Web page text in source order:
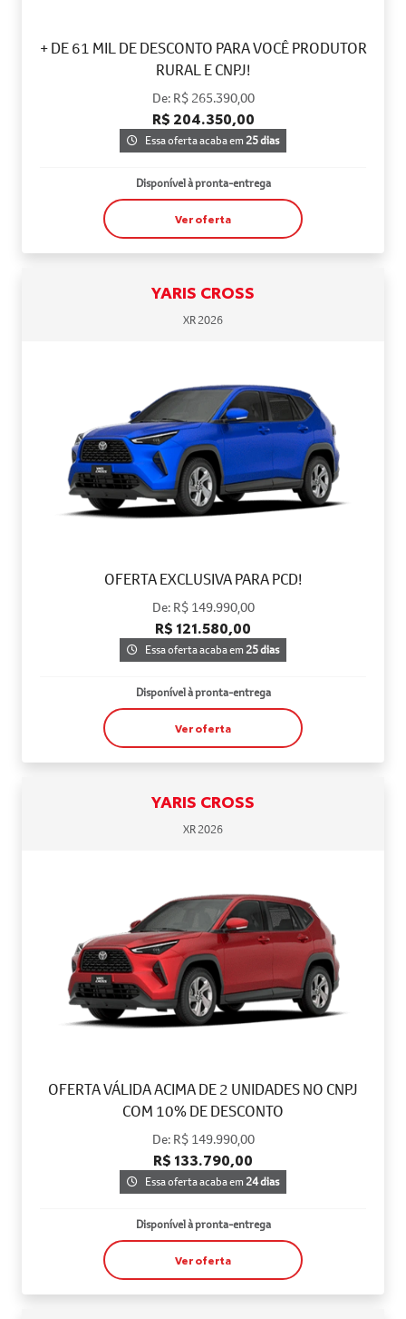
+ DE 61 MIL DE DESCONTO PARA VOCÊ PRODUTOR
RURAL E CNPJ!
De: R$ 265.390,00
R$ 204.350,00
Essa oferta acaba em25 dias
Disponível à pronta-entrega
Ver oferta
YARIS CROSS
XR 2026
OFERTA EXCLUSIVA PARA PCD!
De: R$ 149.990,00
R$ 121.580,00
Essa oferta acaba em25 dias
Disponível à pronta-entrega
Ver oferta
YARIS CROSS
XR 2026
OFERTA VÁLIDA ACIMA DE 2 UNIDADES NO CNPJ
COM 10% DE DESCONTO
De: R$ 149.990,00
R$ 133.790,00
Essa oferta acaba em24 dias
Disponível à pronta-entrega
Ver oferta